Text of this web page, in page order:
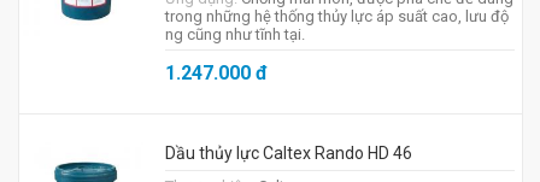
trong những hệ thống thủy lực áp suất cao, lưu độ
ng cũng như tĩnh tại.
1.247.000đ
Dầu thủy lực Caltex Rando HD 46